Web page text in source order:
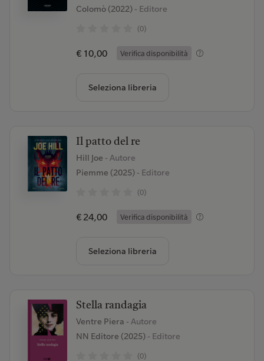
Colomò (2022)- Editore
(0)
€ 10,00 Verifica disponibilità
Seleziona libreria
Il patto del re
Hill Joe - Autore
Piemme (2025)- Editore
(0)
€ 24,00 Verifica disponibilità
Seleziona libreria
Stella randagia
Ventre Piera - Autore
NN Editore (2025)- Editore
(0)